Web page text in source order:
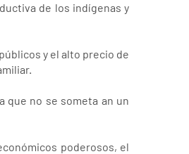
de los indígenas y
y el alto precio de
que no se someta an un
poderosos, el